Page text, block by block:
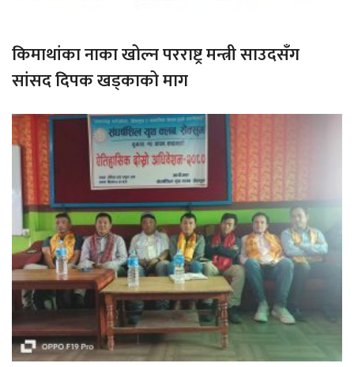
किमाथांका नाका खोल्न परराष्ट्र मन्त्री साउदसँग
सांसद दिपक खड्काको माग